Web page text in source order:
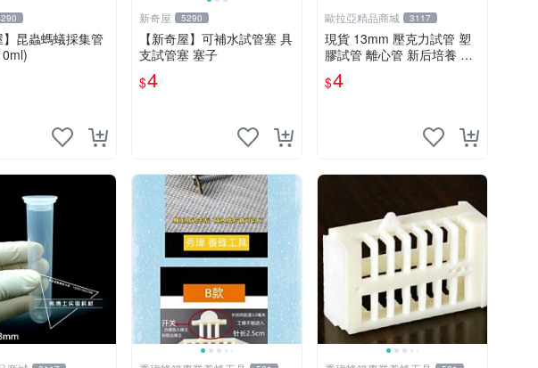
】昆蟲螞蟻採集管
新奇屋 5290
【新奇屋】可補水試管塞 具
支試管塞 塞子
$4
歐拉亞精品商城 3117
現貨 13mm 壓克力試管 塑
膠試管 離心管 新后培養 試
管酒
$4